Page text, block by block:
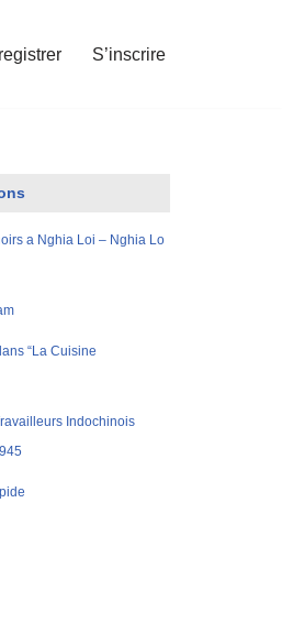
S’inscrire
a Nghia Loi – Nghia Lo
“La Cuisine
Indochinois